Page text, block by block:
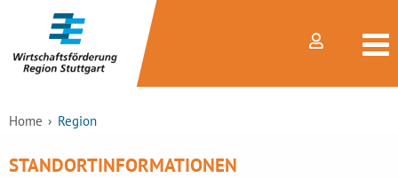
Home Region
STANDORTINFORMATIONEN